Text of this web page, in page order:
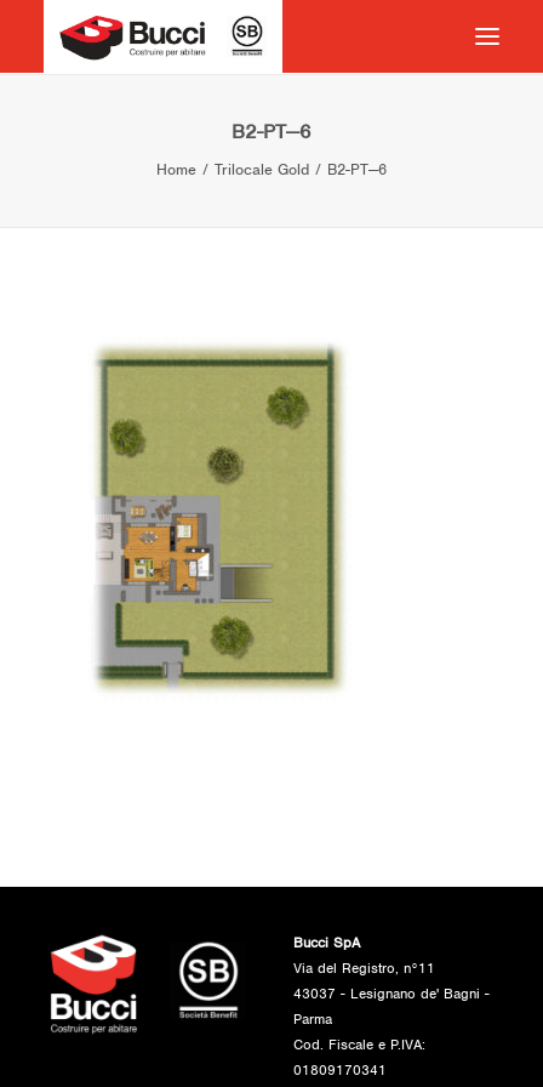
COSTRUIRE PER ABITARE
CASE HISTORY
CONTATTI
RICERCA
B2-PT—6
Home Trilocale Gold B2-PT—6
Bucci SpA
Via del Registro, n°11
43037 - Lesignano de' Bagni -
Parma
Cod. Fiscale e P.IVA:
01809170341